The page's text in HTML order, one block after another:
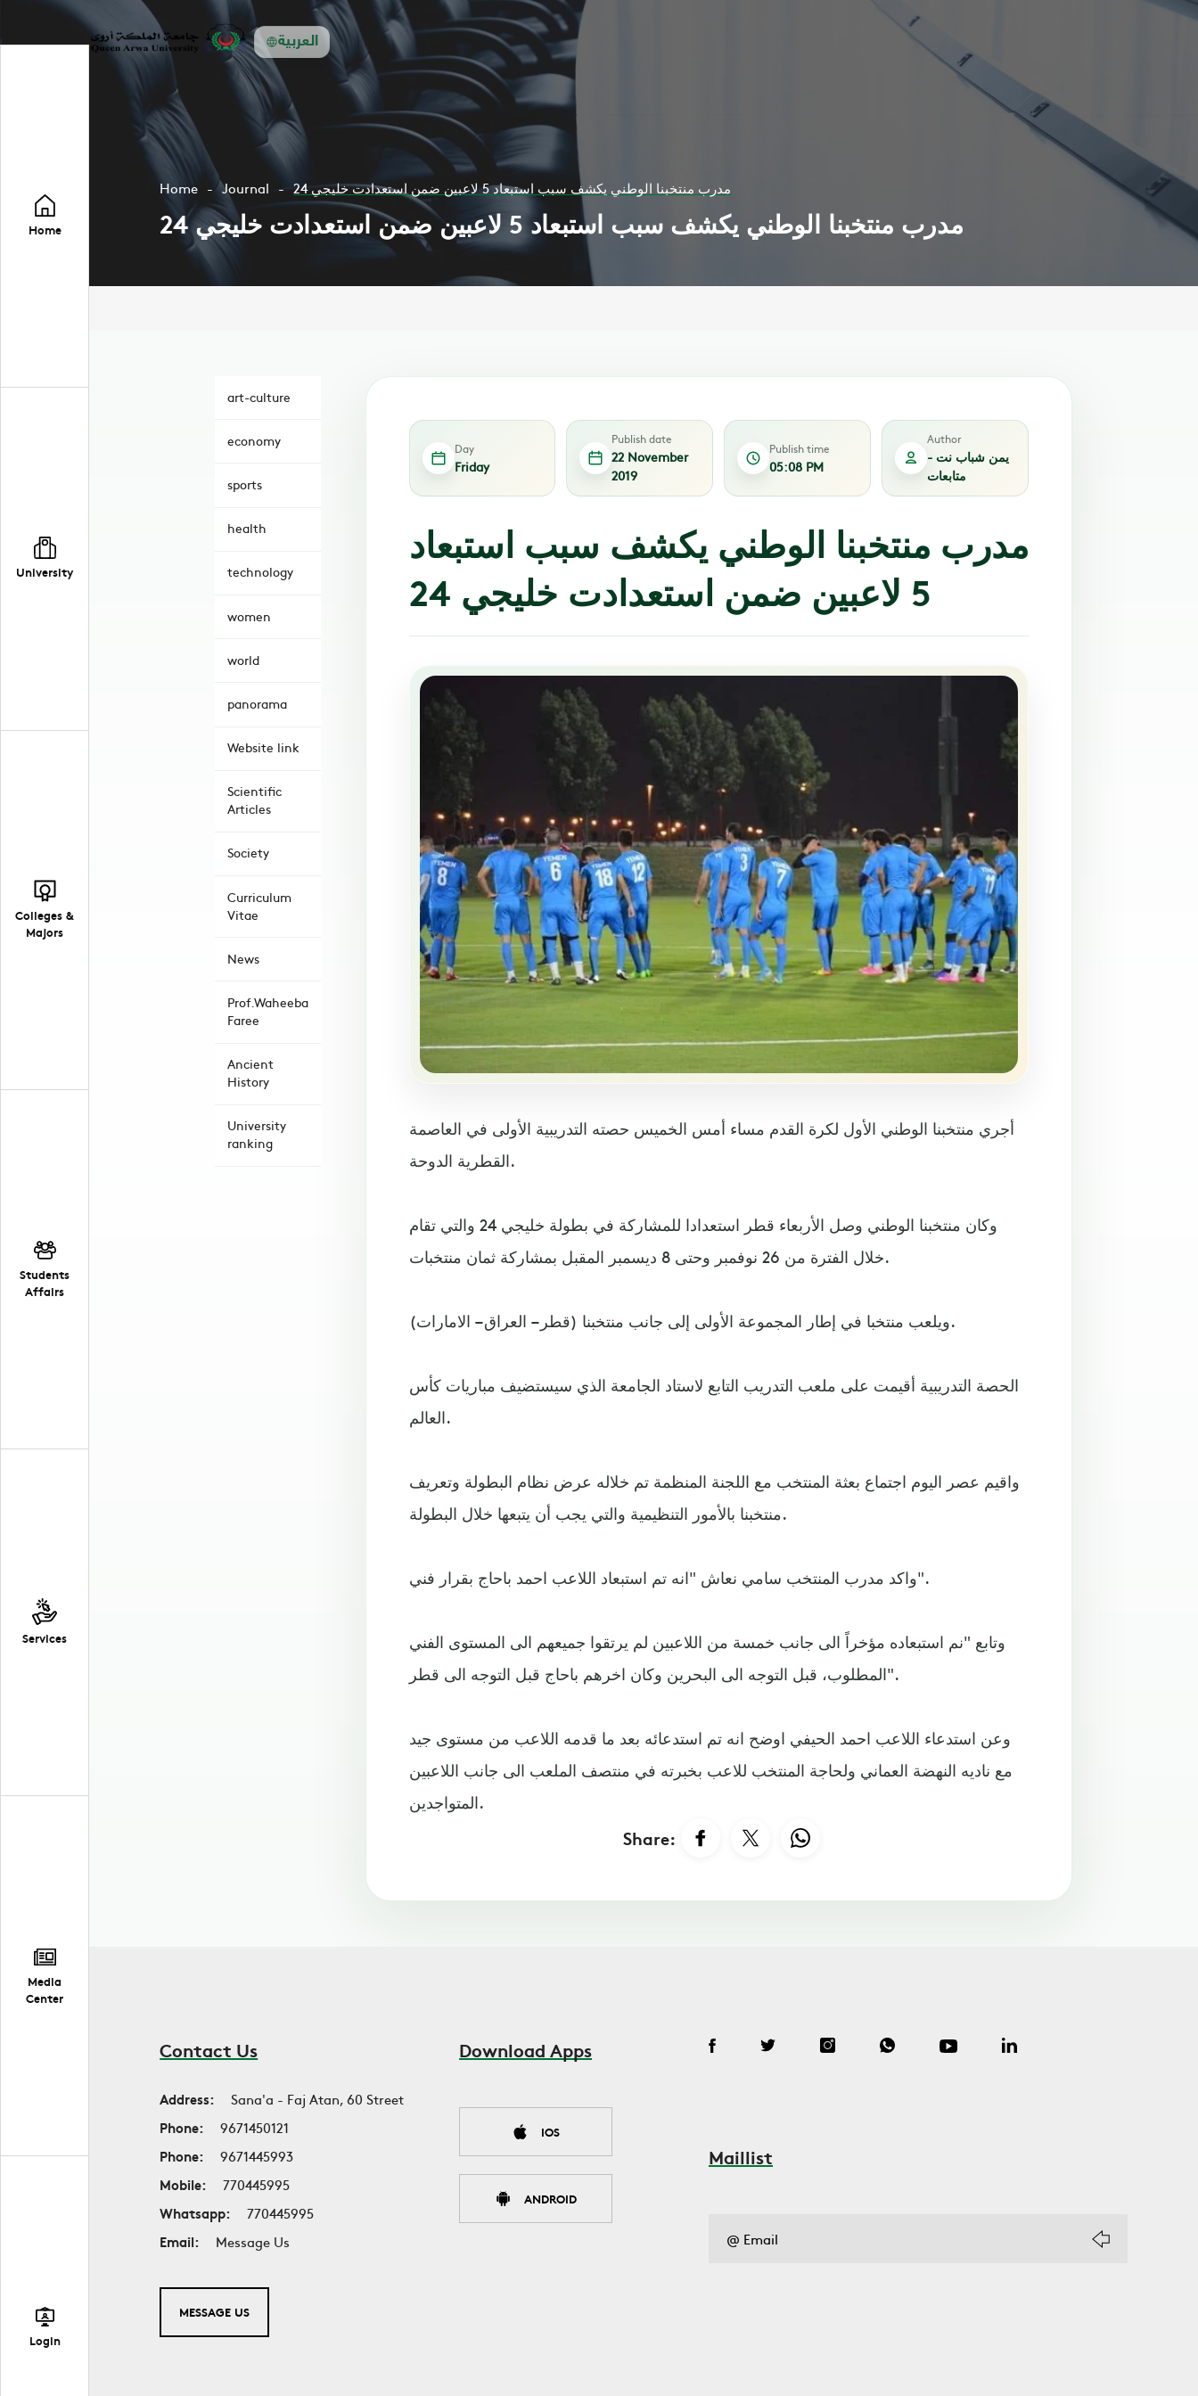
العربية
Home
University
Colleges &
Majors
Students
Affairs
Services
Media
Center
Login
Home Journal مدرب منتخبنا الوطني يكشف سبب استبعاد 5 لاعبين ضمن استعدادت خليجي 24
مدرب منتخبنا الوطني يكشف سبب استبعاد 5 لاعبين ضمن استعدادت خليجي 24
art-culture
economy
sports
health
technology
women
world
panorama
Website link
Scientific
Articles
Society
Curriculum
Vitae
News
Prof.Waheeba
Faree
Ancient
History
University
ranking
Day
Friday
Publish date
22 November
2019
Publish time
05:08 PM
Author
يمن شباب نت -
متابعات
مدرب منتخبنا الوطني يكشف سبب استبعاد
5 لاعبين ضمن استعدادت خليجي 24
أجري منتخبنا الوطني الأول لكرة القدم مساء أمس الخميس حصته التدريبية الأولى في العاصمة
القطرية الدوحة.
وكان منتخبنا الوطني وصل الأربعاء قطر استعدادا للمشاركة في بطولة خليجي 24 والتي تقام
خلال الفترة من 26 نوفمبر وحتى 8 ديسمبر المقبل بمشاركة ثمان منتخبات.
ويلعب منتخبا في إطار المجموعة الأولى إلى جانب منتخبنا (قطر – العراق – الامارات).
الحصة التدريبية أقيمت على ملعب التدريب التابع لاستاد الجامعة الذي سيستضيف مباريات كأس
العالم.
واقيم عصر اليوم اجتماع بعثة المنتخب مع اللجنة المنظمة تم خلاله عرض نظام البطولة وتعريف
منتخبنا بالأمور التنظيمية والتي يجب أن يتبعها خلال البطولة.
واكد مدرب المنتخب سامي نعاش "انه تم استبعاد اللاعب احمد باحاج بقرار فني".
وتابع "نم استبعاده مؤخراً الى جانب خمسة من اللاعبين لم يرتقوا جميعهم الى المستوى الفني
المطلوب، قبل التوجه الى البحرين وكان اخرهم باحاج قبل التوجه الى قطر".
وعن استدعاء اللاعب احمد الحيفي اوضح انه تم استدعائه بعد ما قدمه اللاعب من مستوى جيد
مع ناديه النهضة العماني ولحاجة المنتخب للاعب بخبرته في منتصف الملعب الى جانب اللاعبين
المتواجدين.
Share:
Contact Us
Address:
Sana'a - Faj Atan, 60 Street
Phone:
9671450121
Phone:
9671445993
Mobile:
770445995
Whatsapp:
770445995
Email:
Message Us
MESSAGE US
Download Apps
IOS
ANDROID
Maillist